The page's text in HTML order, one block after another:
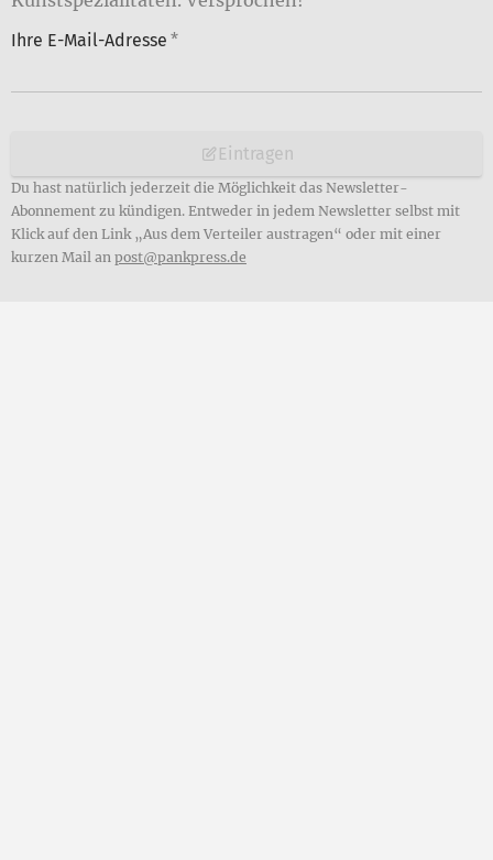
Ihre E-Mail-Adresse *
Eintragen
Du hast natürlich jederzeit die Möglichkeit das Newsletter-
Abonnement zu kündigen. Entweder in jedem Newsletter selbst mit
Klick auf den Link „Aus dem Verteiler austragen“ oder mit einer
kurzen Mail an post@pankpress.de